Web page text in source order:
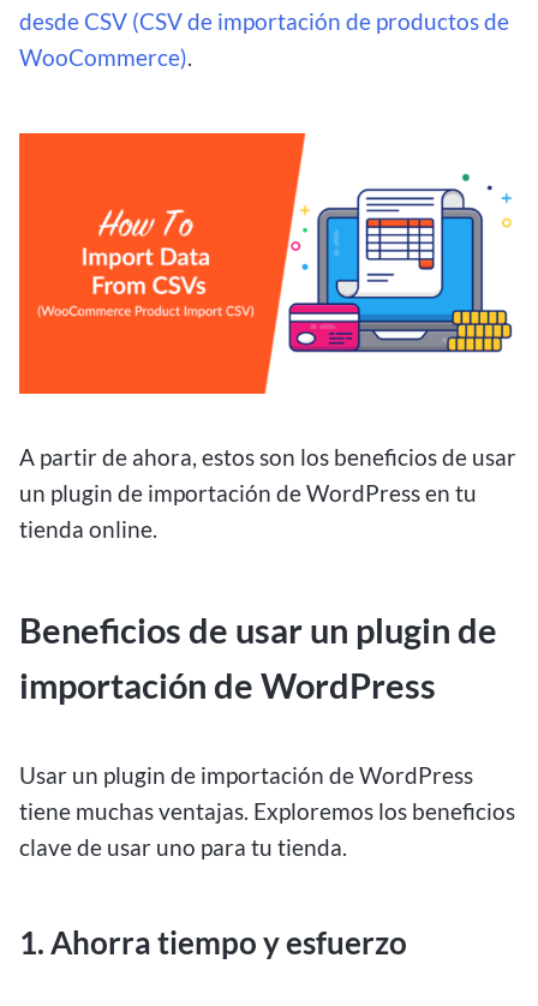
desde CSV (CSV de importación de productos de
WooCommerce).
A partir de ahora, estos son los beneficios de usar
un plugin de importación de WordPress en tu
tienda online.
Beneficios de usar un plugin de
importación de WordPress
Usar un plugin de importación de WordPress
tiene muchas ventajas. Exploremos los beneficios
clave de usar uno para tu tienda.
1. Ahorra tiempo y esfuerzo